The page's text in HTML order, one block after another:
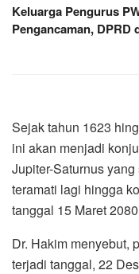
Keluarga Pengurus
Pengancaman,
Sejak tahun 1623
ini akan menjadi
Jupiter-Saturnus
teramati lagi hingga
tanggal 15 Maret
Dr. Hakim menyebut,
terjadi tanggal, 22